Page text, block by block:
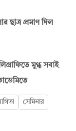
ছাত্র প্রমাণ দিল
মুগ্ধ সবাই
সেমিনার